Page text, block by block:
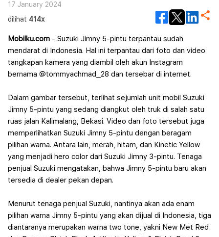
17 January 2024
dilihat 414x
Mobilku.com - Suzuki Jimny 5-pintu terpantau sudah
mendarat di Indonesia. Hal ini terpantau dari foto dan video
tangkapan kamera yang diambil oleh akun Instagram
bernama @tommyachmad_28 dan tersebar di internet.
Dalam gambar tersebut, terlihat sejumlah unit mobil Suzuki
Jimny 5-pintu yang sedang diangkut oleh truk di salah satu
ruas jalan Kalimalang, Bekasi. Video dan foto tersebut juga
memperlihatkan Suzuki Jimny 5-pintu dengan beragam
pilihan warna. Antara lain, merah, hitam, dan Kinetic Yellow
yang menjadi hero color dari Suzuki Jimny 3-pintu. Tenaga
penjual Suzuki mengatakan, bahwa Jimny 5-pintu baru akan
tersedia di dealer pekan depan.
Menurut tenaga penjual Suzuki, nantinya akan ada enam
pilihan warna Jimny 5-pintu yang akan dijual di Indonesia, tiga
diantaranya merupakan warna two tone, yakni New Met Red